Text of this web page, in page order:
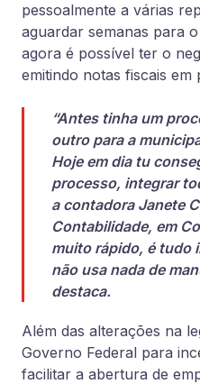
pessoalmente a várias
aguardar semanas para
agora é possível ter o
emitindo notas fiscais em
“Antes tinha um
outro para a
Hoje em dia tu
processo, integrar
a contadora Janete
Contabilidade, em
muito rápido, é tudo
não usa nada de
destaca.
Além das alterações na
Governo Federal para
facilitar a abertura de